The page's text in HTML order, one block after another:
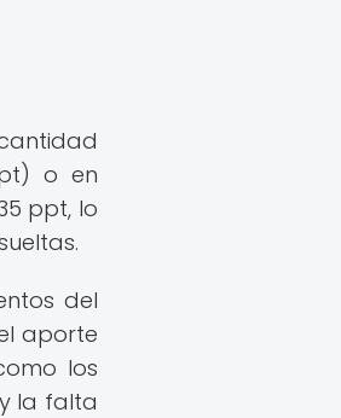
o en
ppt, lo
del
aporte
los
la falta